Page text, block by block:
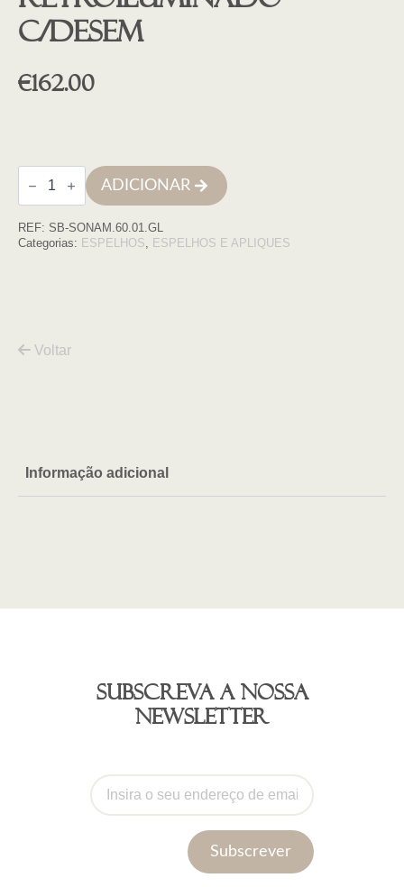
c/desem
€162.00
Quantidade
de
Espelho
redondo
D60
ADICIONAR
REF: SB-SONAM.60.01.GL
Categorias: ESPELHOS, ESPELHOS E APLIQUES
Voltar
Informação adicional
Subscreva a nossa
newsletter
Subscrever